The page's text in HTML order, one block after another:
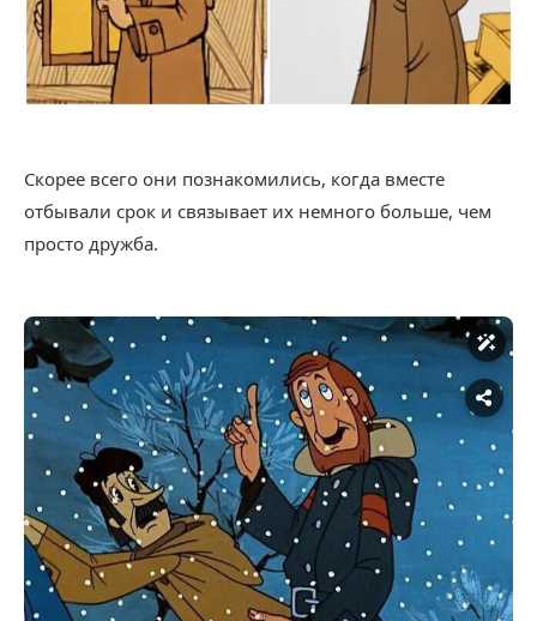
Скорее всего они познакомились, когда вместе
отбывали срок и связывает их немного больше, чем
просто дружба.